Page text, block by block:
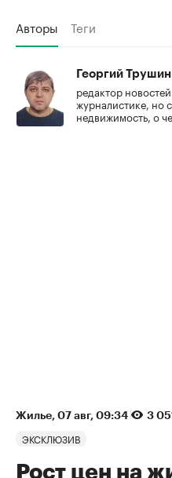
Авторы Теги
Георгий Трушин
редактор
журналистике, но
недвижимость, о
Жилье⁠, 07 авг, 09:34 3
ЭКСКЛЮЗИВ
Рост цен на